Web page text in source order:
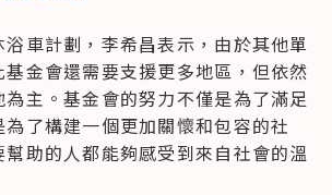
車計劃，李希昌表示，由於其他單
金會還需要支援更多地區，但依然
主。基金會的努力不僅是為了滿足
了構建一個更加關懷和包容的社
助的人都能夠感受到來自社會的溫